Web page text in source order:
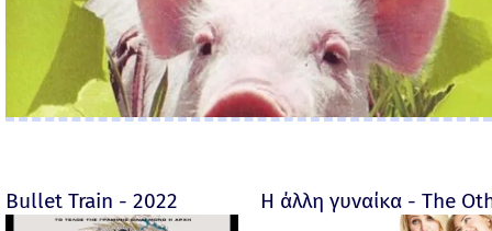
Bullet Train - 2022 Η άλλη γυναίκα - The